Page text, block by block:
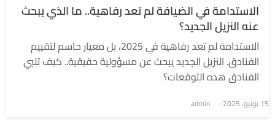
الاستدامة في الضيافة لم تعد رفاهية.. ما الذي يبحث
عنه النزيل الجديد؟
الاستدامة لم تعد رفاهية في 2025، بل معيار حاسم لتقييم
الفنادق. النزيل الجديد يبحث عن مسؤولية حقيقية.. كيف تلبي
الفنادق هذه التوقعات؟
نُشر
15 يونيو، 2025 admin